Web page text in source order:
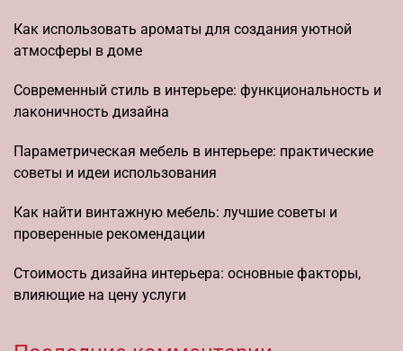
Как использовать ароматы для создания уютной
атмосферы в доме
Современный стиль в интерьере: функциональность и
лаконичность дизайна
Параметрическая мебель в интерьере: практические
советы и идеи использования
Как найти винтажную мебель: лучшие советы и
проверенные рекомендации
Стоимость дизайна интерьера: основные факторы,
влияющие на цену услуги